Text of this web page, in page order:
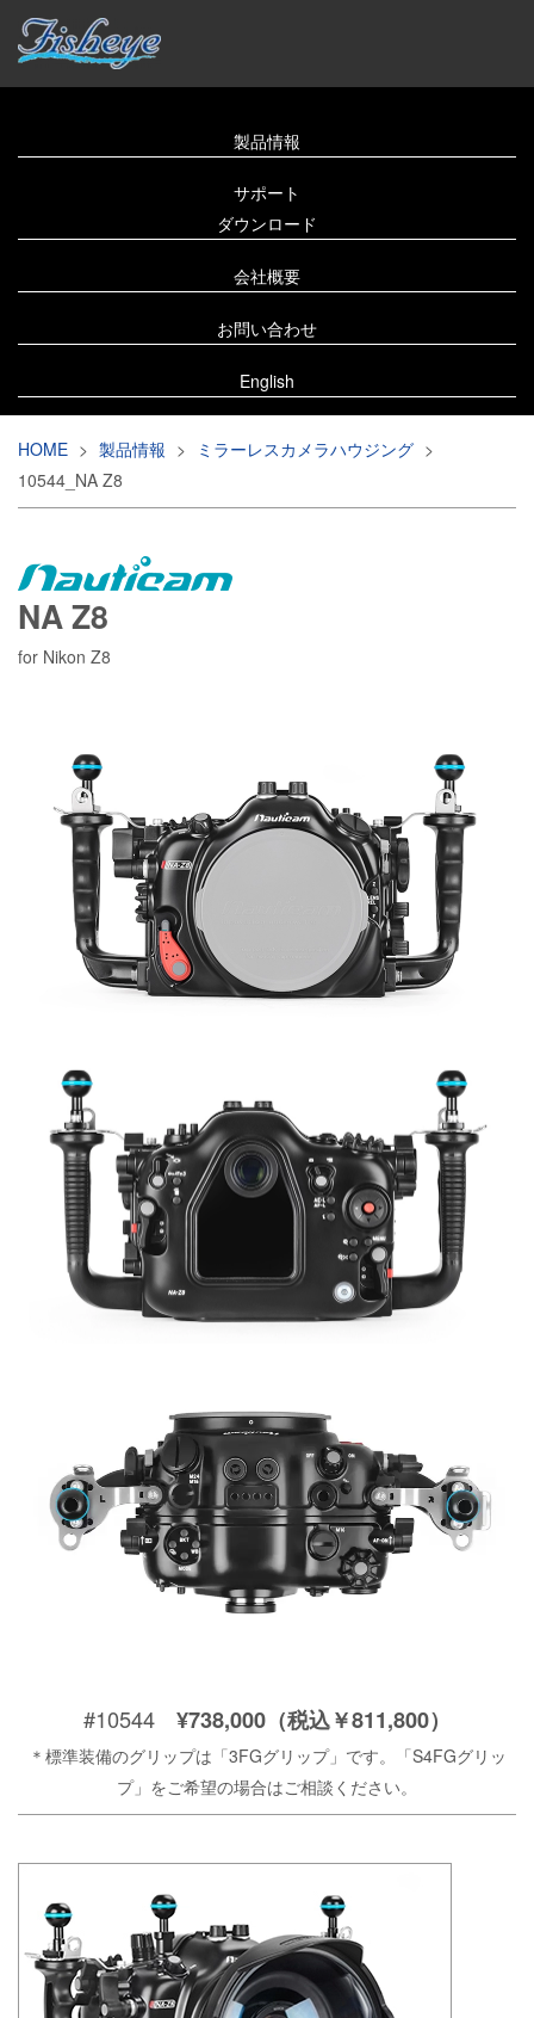
製品情報
サポート
ダウンロード
会社概要
お問い合わせ
English
HOME > 製品情報 > ミラーレスカメラハウジング >
10544_NA Z8
NA Z8
for Nikon Z8
#10544 ¥738,000（税込￥811,800）
＊標準装備のグリップは「3FGグリップ」です。「S4FGグリッ
プ」をご希望の場合はご相談ください。